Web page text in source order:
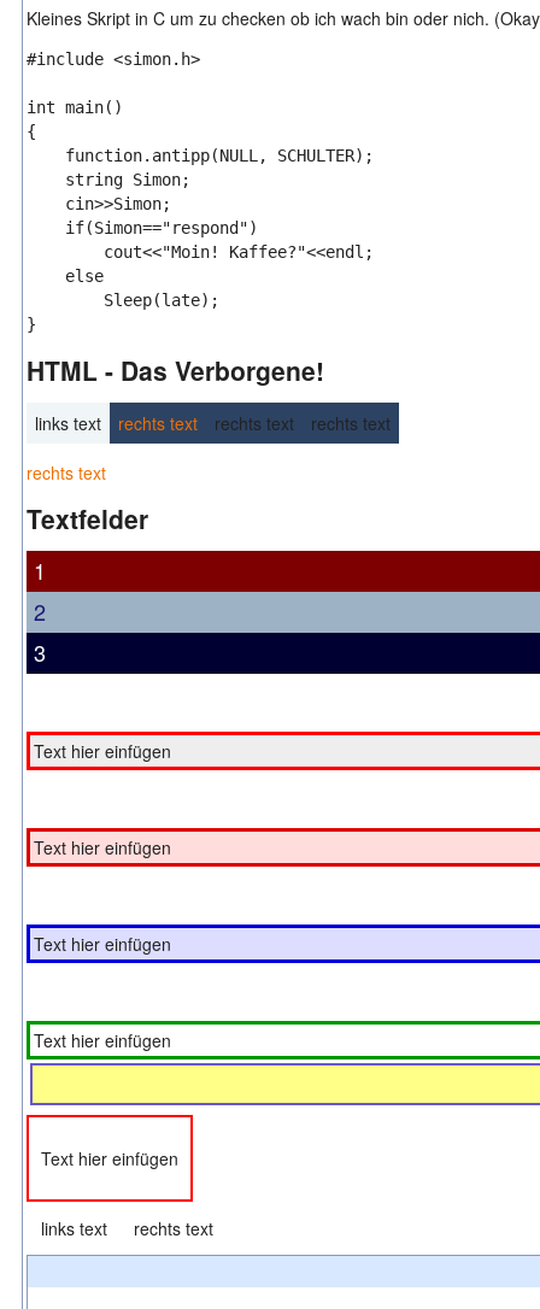
Kleines Skript in C um zu checken ob ich wach bin oder nich.
#include <simon.h>
int main()
{
    function.antipp(NULL, SCHULTER);
    string Simon;
    cin>>Simon;
    if(Simon=="respond")
        cout<<"Moin! Kaffee?"<<endl;
    else
        Sleep(late);
HTML - Das Verborgene!
links text rechts text rechts text rechts text
rechts text
Textfelder
1
2
3
Text hier einfügen
Text hier einfügen
Text hier einfügen
Text hier einfügen
Text hier einfügen
links text rechts text